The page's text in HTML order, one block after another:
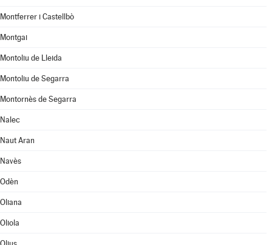
Montferrer i Castellbò
Montgai
Montoliu de Lleida
Montoliu de Segarra
Montornès de Segarra
Nalec
Naut Aran
Navès
Odèn
Oliana
Oliola